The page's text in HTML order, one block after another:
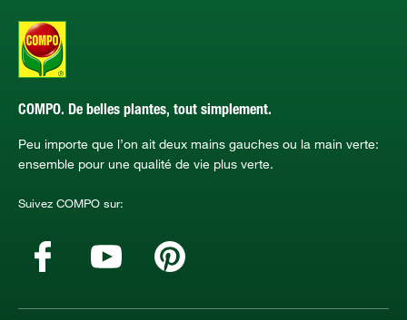
COMPO. De belles plantes, tout simplement.
Peu importe que l’on ait deux mains gauches ou la main verte:
ensemble pour une qualité de vie plus verte.
Suivez COMPO sur: